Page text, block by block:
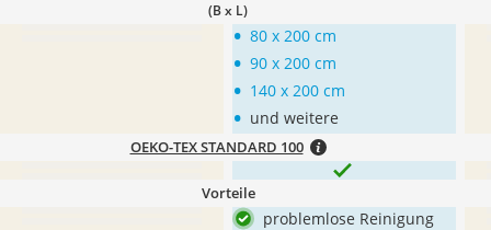
(B x L)
• 80 x 200 cm
• 90 x 200 cm
• 140 x 200 cm
• und weitere
OEKO-TEX STANDARD 100
Vorteile
problemlose Reinigung